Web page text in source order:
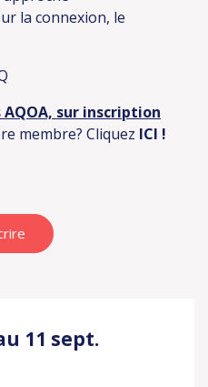
11 sept.
la connexion, le
sur inscription
membre? Cliquez ICI !